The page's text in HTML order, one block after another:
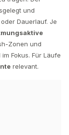
und
Dauerlauf. Je
Zonen und
Fokus. Für Läufe
relevant.